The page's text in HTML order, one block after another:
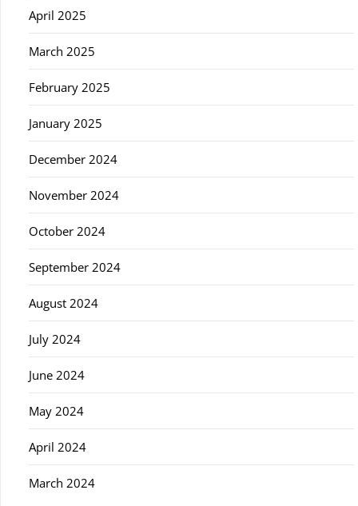
April 2025
March 2025
February 2025
January 2025
December 2024
November 2024
October 2024
September 2024
August 2024
July 2024
June 2024
May 2024
April 2024
March 2024